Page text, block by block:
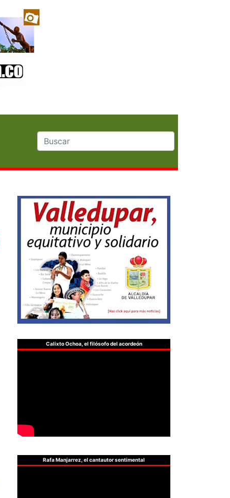
Calixto Ochoa, el filósofo del acordeón
Rafa Manjarrez, el cantautor sentimental